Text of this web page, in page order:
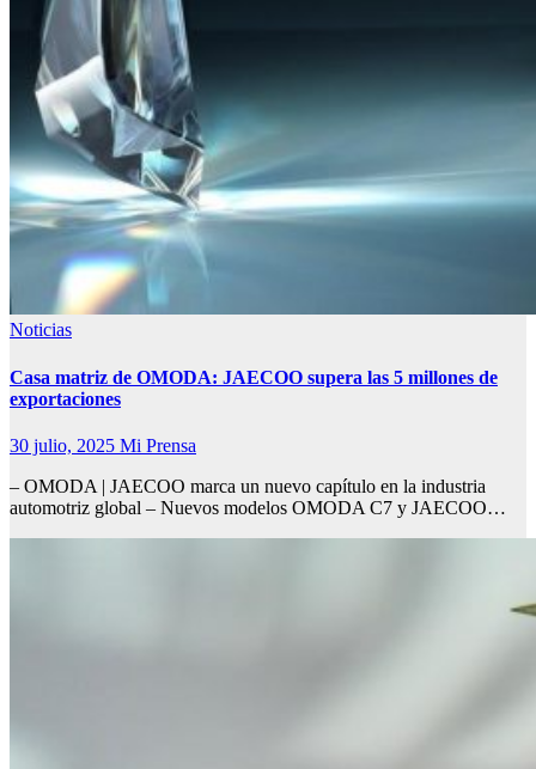
Noticias
Casa matriz de OMODA: JAECOO supera las 5 millones de
exportaciones
30 julio, 2025 Mi Prensa
– OMODA | JAECOO marca un nuevo capítulo en la industria
automotriz global – Nuevos modelos OMODA C7 y JAECOO…